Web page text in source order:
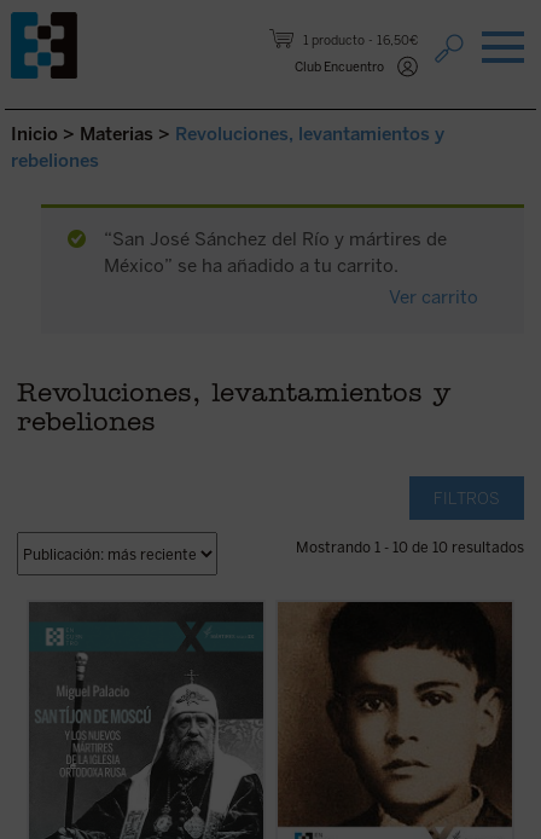
1 producto
16,50€
Club Encuentro
Saltar al contenido.
Inicio > Materias > Revoluciones, levantamientos y
rebeliones
“San José Sánchez del Río y mártires de
México” se ha añadido a tu carrito.
Ver carrito
Revoluciones, levantamientos y
rebeliones
FILTROS
Mostrando 1 - 10 de 10 resultados
1917, en los días de la revolución rusa. Su
mandato no duró ni ocho años. Falleció en
1925, a los sesenta años, casi seguro
envenenado. En 1989 fue declarado santo,
el primero de los nuevos mártires ...(ver
ficha)
¿Qué pasó para que muchos católicos se
guerra de los cristeros? El autor de este
libro, natural del pueblo del joven mártir, no
sólo responde a estas preguntas con
documentos, sino que logra ... (ver ficha)